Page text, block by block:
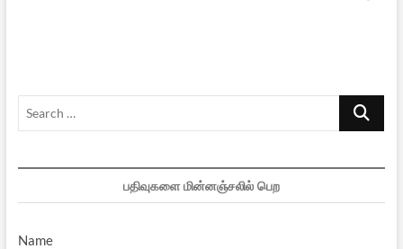
Search
பதிவுகளை மின்னஞ்சலில் பெற
Name